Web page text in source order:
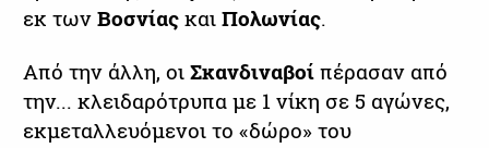
εκ τωνΒοσνίαςκαιΠολωνίας.
Από την άλλη, οιΣκανδιναβοίπέρασαν από
την... κλειδαρότρυπα με 1 νίκη σε 5 αγώνες,
εκμεταλλευόμενοι το «δώρο» του